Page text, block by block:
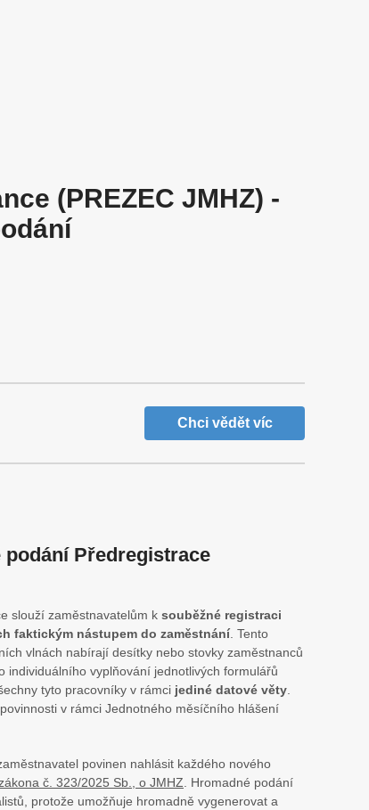
(PREZEC JMHZ) -
Chci vědět víc
Předregistrace
slouží zaměstnavatelům k souběžné registraci
faktickým nástupem do zaměstnání. Tento
vlnách nabírají desítky nebo stovky zaměstnanců
vyplňování jednotlivých formulářů
tyto pracovníky v rámci jediné datové věty
v rámci Jednotného měsíčního hlášení
povinen nahlásit každého nového
č. 323/2025 Sb., o JMHZ . Hromadné podání
protože umožňuje hromadně vygenerovat a